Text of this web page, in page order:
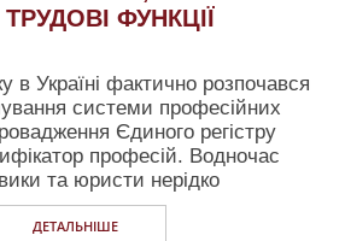
ФУНКЦІЇ
в Україні фактично розпочався
системи професійних
Єдиного регістру
професій. Водночас
та юристи нерідко
ДЕТАЛЬНIШЕ